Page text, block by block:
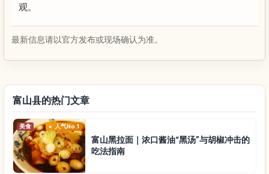
观。
最新信息请以官方发布或现场确认为准。
富山县的热门文章
美食 人气No.1
富山黑拉面｜浓口酱油“黑汤”与胡椒冲击的
吃法指南